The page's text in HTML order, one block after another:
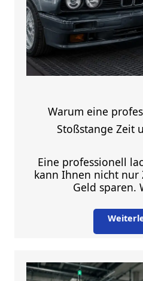
Warum eine
Stoßstange Zeit
Eine professionell
kann Ihnen nicht nur
Geld sparen.